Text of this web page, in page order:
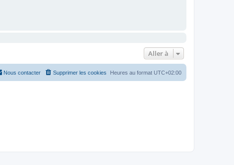
Aller à
Heures au format UTC+02:00
Supprimer les cookies
Nous contacter